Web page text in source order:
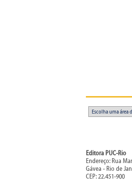
Editora PUC-Rio
Endereço: Rua
Gávea - Rio de
CEP: 22.451-900